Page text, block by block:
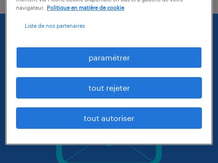
navigateur.
Politique en matière de cookie
Liste de nos partenaires
paramétrer
tout rejeter
tout autoriser